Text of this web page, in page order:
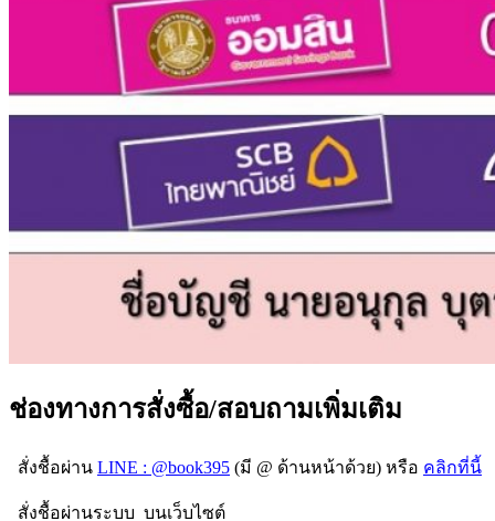
ช่องทางการสั่งซื้อ/สอบถามเพิ่มเติม
สั่งชื้อผ่าน LINE : @book395 (มี @ ด้านหน้าด้วย) หรือ คลิกที่นี้
สั่งชื้อผ่านระบบ บนเว็บไซต์